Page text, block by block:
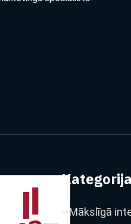
Mākslīgā